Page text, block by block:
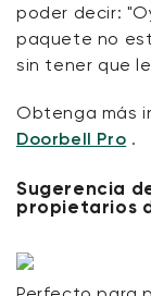
poder decir:
paquete no
sin tener que
Obtenga más
Doorbell Pro .
Sugerencia
propietarios